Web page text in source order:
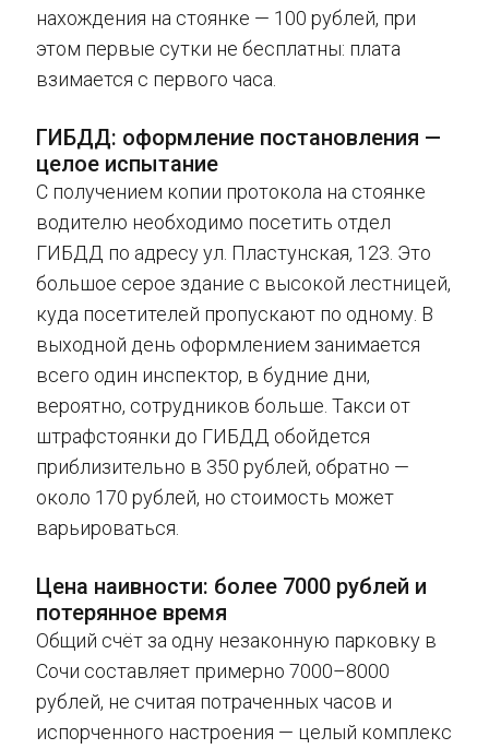
нахождения на стоянке — 100 рублей, при
этом первые сутки не бесплатны: плата
взимается с первого часа.
ГИБДД: оформление постановления —
целое испытание
С получением копии протокола на стоянке
водителю необходимо посетить отдел
ГИБДД по адресу ул. Пластунская, 123. Это
большое серое здание с высокой лестницей,
куда посетителей пропускают по одному. В
выходной день оформлением занимается
всего один инспектор, в будние дни,
вероятно, сотрудников больше. Такси от
штрафстоянки до ГИБДД обойдется
приблизительно в 350 рублей, обратно —
около 170 рублей, но стоимость может
варьироваться.
Цена наивности: более 7000 рублей и
потерянное время
Общий счёт за одну незаконную парковку в
Сочи составляет примерно 7000–8000
рублей, не считая потраченных часов и
испорченного настроения — целый комплекс